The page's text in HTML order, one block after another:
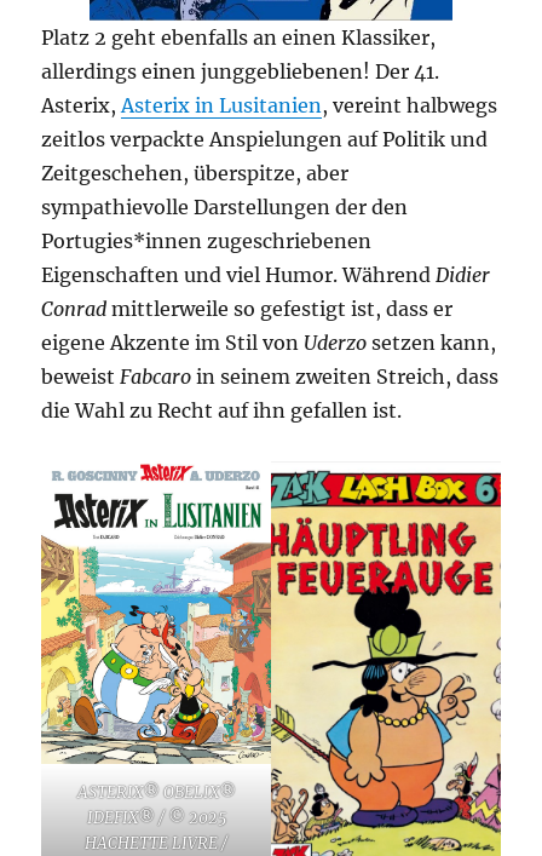
Platz 2 geht ebenfalls an einen Klassiker,
allerdings einen junggebliebenen! Der 41.
Asterix,Asterix in Lusitanien, vereint halbwegs
zeitlos verpackte Anspielungen auf Politik und
Zeitgeschehen, überspitze, aber
sympathievolle Darstellungen der den
Portugies*innen zugeschriebenen
Eigenschaften und viel Humor. WährendDidier
Conradmittlerweile so gefestigt ist, dass er
eigene Akzente im Stil von Uderzo setzen kann,
beweistFabcaro in seinem zweiten Streich, dass
die Wahl zu Recht auf ihn gefallen ist.
ASTERIX® OBELIX®
IDEFIX® / © 2025
HACHETTE LIVRE /